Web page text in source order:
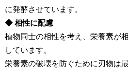
に発酵させています。
◆ 相性に配慮
植物同士の相性を考え、栄養素が
しています。
栄養素の破壊を防ぐために刃物は